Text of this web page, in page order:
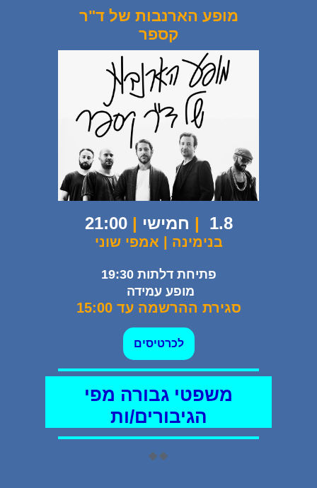
מופע הארנבות של ד"ר
קספר
1.8
| חמישי |
21:00
בנימינה | אמפי שוני
פתיחת דלתות 19:30
מופע עמידה
סגירת ההרשמה עד 15:00
לכרטיסים
משפטי גבורה מפי
הגיבורים/ות
🔶🔶